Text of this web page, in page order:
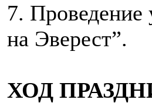
7. Проведение
на Эверест”.
ХОД